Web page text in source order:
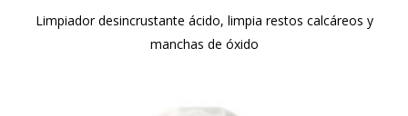
Limpiador desincrustante ácido, limpia restos calcáreos y
manchas de óxido